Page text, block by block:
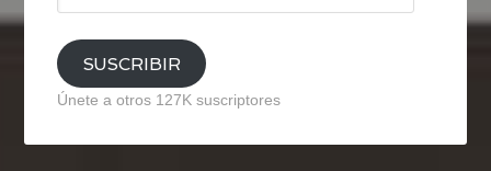
email
SUSCRIBIR
Únete a otros 127K suscriptores